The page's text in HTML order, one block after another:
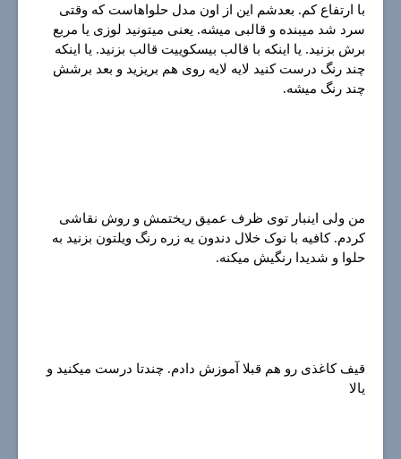
با ارتفاع کم. بعدشم این از اون مدل حلواهاست که وقتی
سرد شد میبنده و قالبی میشه. یعنی میتونید لوزی یا مربع
برش بزنید. یا اینکه با قالب بیسکوییت قالب بزنید. یا اینکه
چند رنگ درست کنید لایه لایه روی هم بریزید و بعد برشش
چند رنگ میشه.
من ولی اینبار توی ظرف عمیق ریختمش و روش نقاشی
کردم. کافیه با نوک خلال دندون یه زره رنگ ویلتون بزنید به
حلوا و شدیدا رنگیش میکنه.
قیف کاغذی رو هم قبلا آموزش دادم. چندتا درست میکنید و
یالا